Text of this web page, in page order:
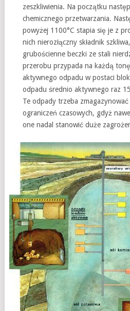
zeszkliwienia. Na początku
chemicznego przetwarzania.
powyżej 1100°C stapia się je z
nich nierozłączny składnik
grubościenne beczki ze stali
przerobu przypada na każdą
aktywnego odpadu w postaci
odpadu średnio aktywnego raz
Te odpady trzeba
ograniczeń czasowych, gdyż
one nadal stanowić duże